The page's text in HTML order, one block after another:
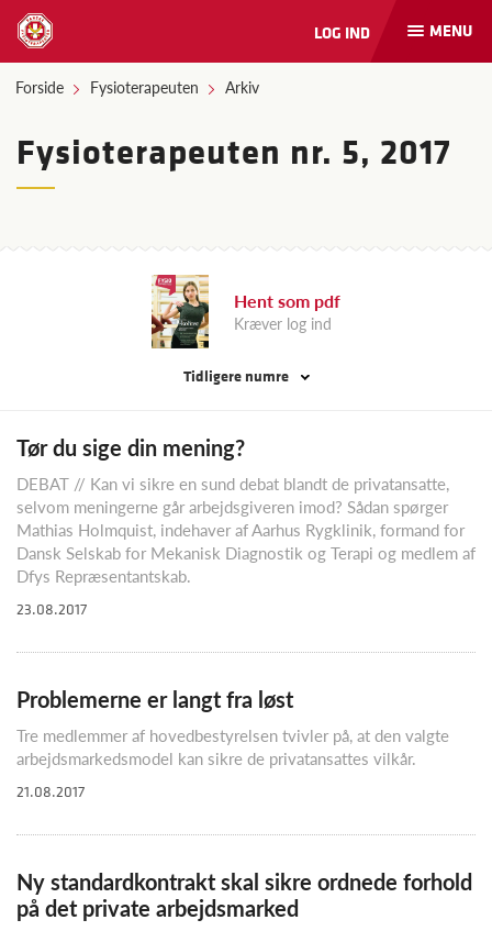
Åbn
og
MENU
LOG IND
Forside Fysioterapeuten Arkiv
Fysioterapeuten nr. 5, 2017
Hent som pdf
Kræver log ind
Tidligere numre
Tør du sige din mening?
DEBAT // Kan vi sikre en sund debat blandt de privatansatte,
selvom meningerne går arbejdsgiveren imod? Sådan spørger
Mathias Holmquist, indehaver af Aarhus Rygklinik, formand for
Dansk Selskab for Mekanisk Diagnostik og Terapi og medlem af
Dfys Repræsentantskab.
23.08.2017
Problemerne er langt fra løst
Tre medlemmer af hovedbestyrelsen tvivler på, at den valgte
arbejdsmarkedsmodel kan sikre de privatansattes vilkår.
21.08.2017
Ny standardkontrakt skal sikre ordnede forhold
på det private arbejdsmarked